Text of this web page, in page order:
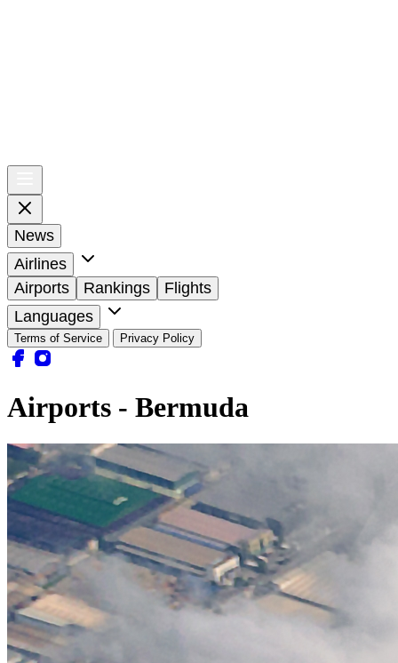
News
Airlines
Airports
Rankings
Flights
Languages
Terms of Service Privacy Policy
Airports - Bermuda